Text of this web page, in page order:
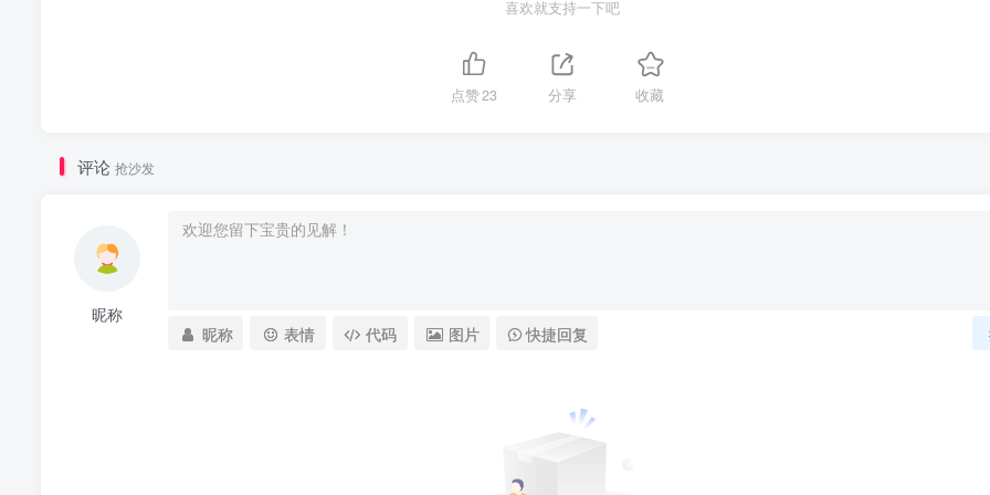
喜欢就支持一下吧
点赞23 分享 收藏
评论 抢沙发
昵称
昵称 表情 代码 图片 快捷回复